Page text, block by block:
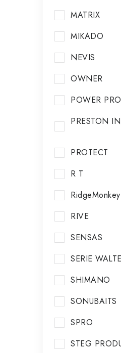
MATRIX
MIKADO
NEVIS
OWNER
POWER PRO
PRESTON
PROTECT
R T
RidgeMonkey
RIVE
SENSAS
SERIE
SHIMANO
SONUBAITS
SPRO
STEG